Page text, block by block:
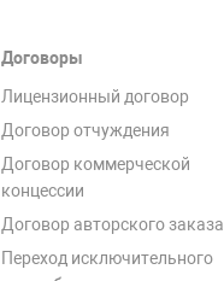
Договоры
Лицензионный договор
Договор отчуждения
Договор коммерческой
концессии
Договор авторского заказа
Переход исключительного